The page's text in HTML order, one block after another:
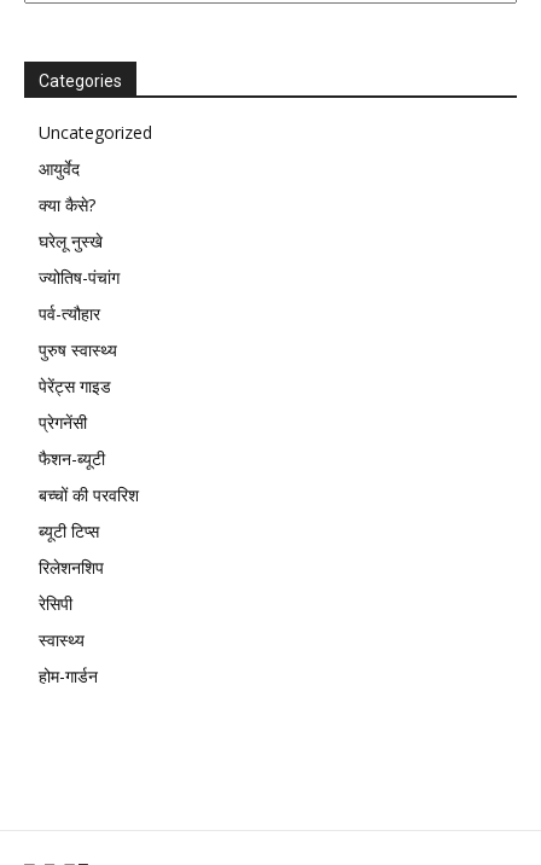
Categories
Uncategorized
आयुर्वेद
क्या कैसे?
घरेलू नुस्खे
ज्योतिष-पंचांग
पर्व-त्यौहार
पुरुष स्वास्थ्य
पेरेंट्स गाइड
प्रेगनेंसी
फैशन-ब्यूटी
बच्चों की परवरिश
ब्यूटी टिप्स
रिलेशनशिप
रेसिपी
स्वास्थ्य
होम-गार्डन